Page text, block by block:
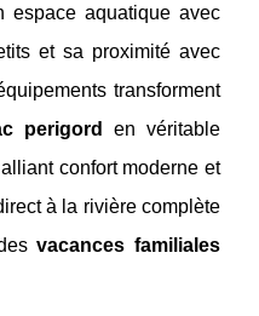
espace aquatique avec
et sa proximité avec
transforment
perigord
en véritable
confort moderne et
à la rivière complète
vacances familiales